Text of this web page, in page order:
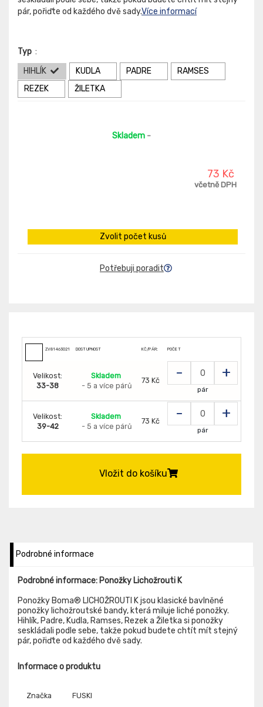
pár, pořiďte od každého dvě sady.Více informací
Typ :
HIHLÍK
KUDLA PADRE
RAMSES
REZEK
ŽILETKA
Skladem -
73 Kč
včetně DPH
Zvolit počet kusů
Potřebuji poradit
ZV81463021 DOSTUPNOST KČ/PÁR: POČET
Velikost:
33-38
Skladem
- 5 a více párů
73 Kč - +
pár
Velikost:
39-42
Skladem
- 5 a více párů
73 Kč - +
pár
Vložit do košíku
Podrobné informace
Podrobné informace: Ponožky Lichožrouti K
Ponožky Boma® LICHOŽROUTI K jsou klasické bavlněné
ponožky lichožroutské bandy, která miluje liché ponožky.
Hihlík, Padre, Kudla, Ramses, Rezek a Žiletka si ponožky
seskládali podle sebe, takže pokud budete chtít mít stejný
pár, pořiďte od každého dvě sady.
Informace o produktu
Značka FUSKI